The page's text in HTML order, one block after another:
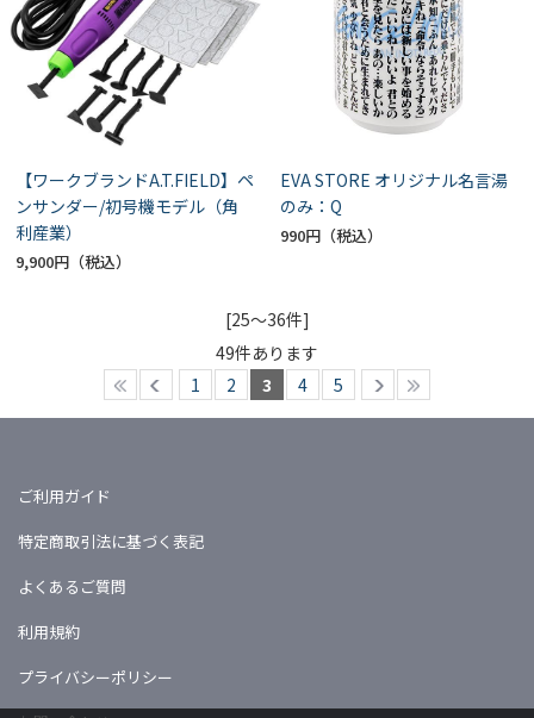
【ワークブランドA.T.FIELD】ペ
ンサンダー/初号機モデル（角
利産業）
9,900円
EVA STORE オリジナル名言湯
のみ：Q
990円
[25～36件]
49件あります
1
2 3 4 5
ご利用ガイド
特定商取引法に基づく表記
よくあるご質問
利用規約
プライバシーポリシー